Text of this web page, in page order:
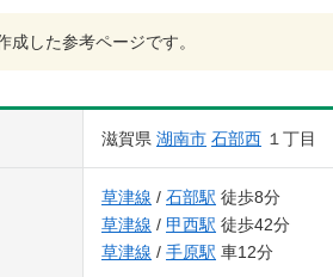
した参考ページです。
滋賀県 湖南市 石部西 １丁目
草津線 / 石部駅 徒歩8分
草津線 / 甲西駅 徒歩42分
草津線 / 手原駅 車12分